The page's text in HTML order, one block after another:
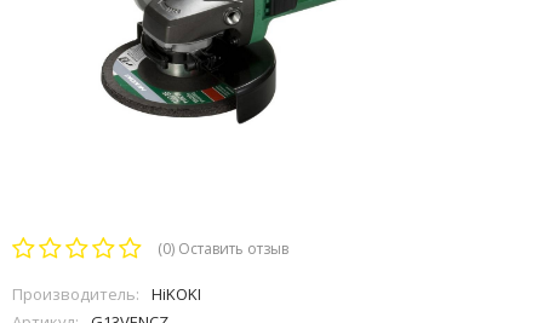
(0) Оставить отзыв
Производитель:
HiKOKI